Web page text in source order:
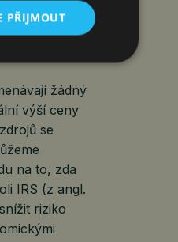
žádný
výší ceny
se
na to, zda
IRS (z angl.
riziko
PŘIJMOUT